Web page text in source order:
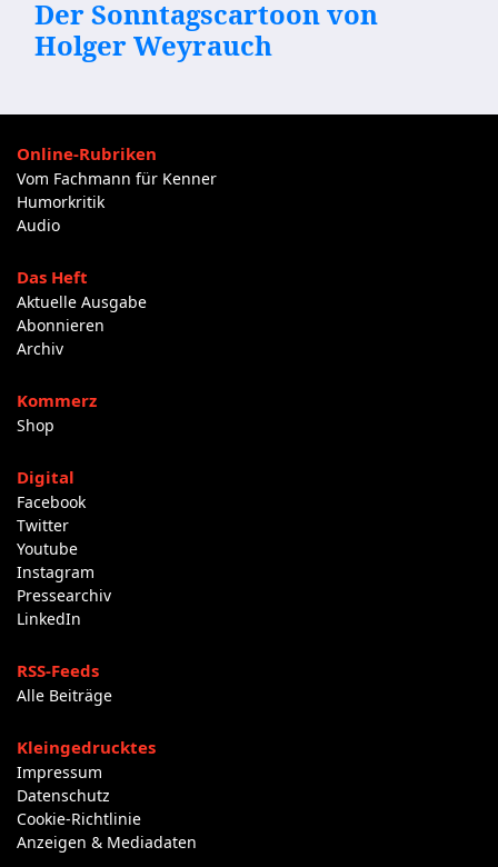
Der Sonntagscartoon von
Holger Weyrauch
Online-Rubriken
Vom Fachmann für Kenner
Humorkritik
Audio
Das Heft
Aktuelle Ausgabe
Abonnieren
Archiv
Kommerz
Shop
Digital
Facebook
Twitter
Youtube
Instagram
Pressearchiv
LinkedIn
RSS-Feeds
Alle Beiträge
Kleingedrucktes
Impressum
Datenschutz
Cookie-Richtlinie
Anzeigen & Mediadaten